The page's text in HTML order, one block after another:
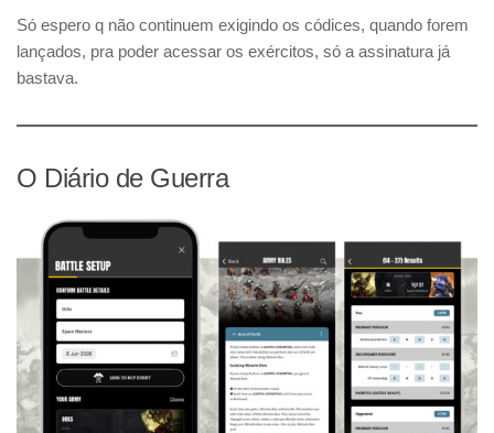
Só espero q não continuem exigindo os códices, quando forem
lançados, pra poder acessar os exércitos, só a assinatura já
bastava.
O Diário de Guerra